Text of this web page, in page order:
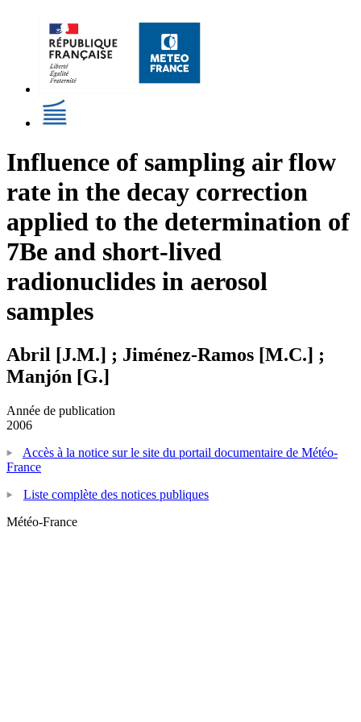
Influence of sampling air flow
rate in the decay correction
applied to the determination of
7Be and short-lived
radionuclides in aerosol
samples
Abril [J.M.] ; Jiménez-Ramos [M.C.] ;
Manjón [G.]
Année de publication
2006
Accès à la notice sur le site du portail documentaire de Météo-
France
Liste complète des notices publiques
Météo-France